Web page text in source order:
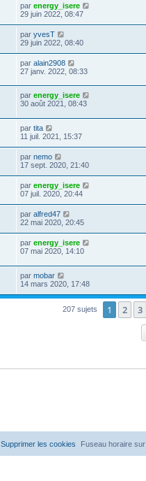
par energy_isere
29 juin 2022, 08:47
par yvesT
29 juin 2022, 08:40
par alain2908
27 janv. 2022, 08:33
par energy_isere
30 août 2021, 08:43
par tita
11 juil. 2021, 15:37
par nemo
17 sept. 2020, 21:40
par energy_isere
07 juil. 2020, 20:44
par alfred47
22 mai 2020, 20:45
par energy_isere
07 mai 2020, 14:10
par mobar
14 mars 2020, 17:48
207 sujets 1 2 3
Fuseau horaire sur
Supprimer les cookies